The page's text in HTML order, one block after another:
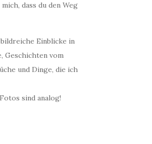
dass du den Weg
Einblicke in
Geschichten vom
und Dinge, die ich
sind analog!